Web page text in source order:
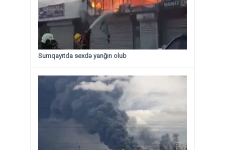
Sumqayıtda sexdə yanğın olub